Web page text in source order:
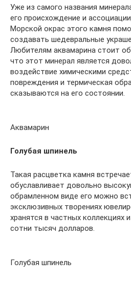
Уже из самого названия
его происхождение и
Морской окрас этого камня
создавать шедевральные
Любителям аквамарина стоит
что этот минерал является
воздействие химическими
повреждения и термическая
сказываются на его состоянии.
Аквамарин
Голубая шпинель
Такая расцветка камня
обуславливает довольно
обрамленном виде его можно
эксклюзивных творениях
хранятся в частных коллекциях
сотни тысяч долларов.
Голубая шпинель